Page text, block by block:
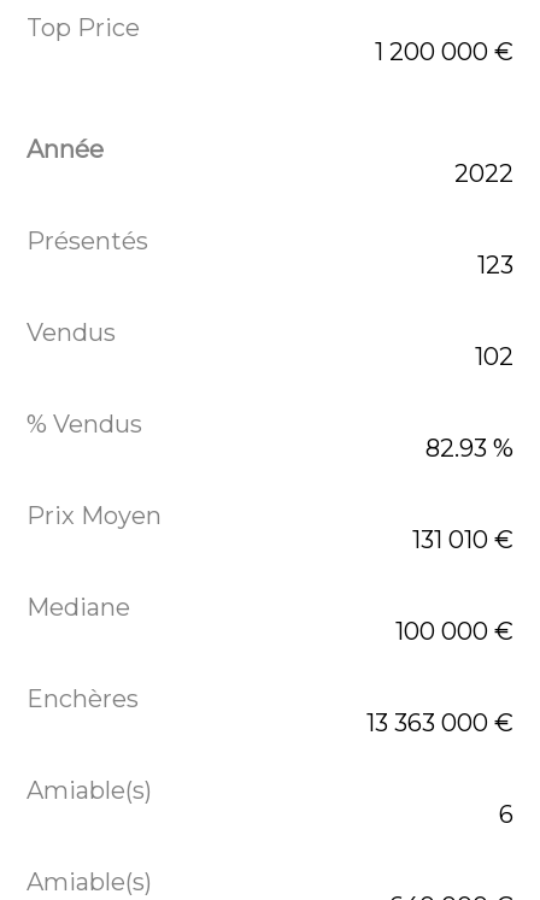
1 200 000 €
2022
123
102
82.93 %
131 010 €
100 000 €
13 363 000 €
6